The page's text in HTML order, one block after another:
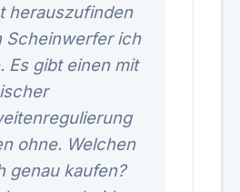
herauszufinden
Scheinwerfer ich
Es gibt einen mit
ohne. Welchen
genau kaufen?